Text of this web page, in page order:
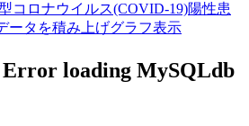
コロナウイルス(COVID-19)陽性患
ータを積み上げグラフ表示
loading MySQLdb